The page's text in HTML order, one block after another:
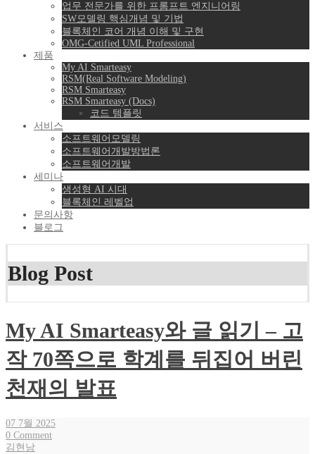
업무 전문가를 위한 프롬프트 엔지니어링
SW모델링 핵심개념 및 기법
블록체인 코어 개념 이해 및 구현
OMG-Cetified UML Professional
제품
My AI Smarteasy
RSM(Real Software Modeling)
RSM Smarteasy
RSM Smarteasy (Docs)
코드 템플릿
서비스
소프트웨어모델링
소프트웨어개발방법론
소프트웨어개발
세미나
생성형 AI 시대
블록체인 레벨업
문의사항
블로그
Blog Post
My AI Smarteasy와 글 읽기 – 고
작 70쪽으로 학계를 뒤집어 버린
천재의 발표
07 7월 2025
0 Comment
김현남